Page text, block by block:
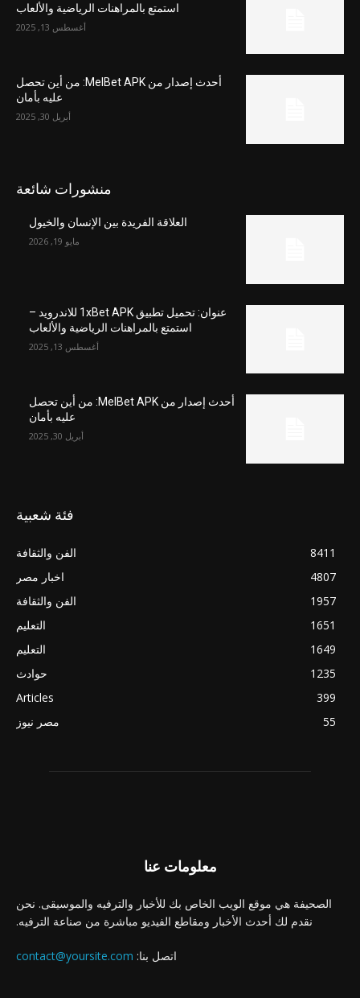
استمتع بالمراهنات الرياضية والألعاب
أغسطس 13, 2025
أحدث إصدار من MelBet APK: من أين تحصل
عليه بأمان
أبريل 30, 2025
منشورات شائعة
العلاقة الفريدة بين الإنسان والخيول
مايو 19, 2026
عنوان: تحميل تطبيق 1xBet APK للاندرويد –
استمتع بالمراهنات الرياضية والألعاب
أغسطس 13, 2025
أحدث إصدار من MelBet APK: من أين تحصل
عليه بأمان
أبريل 30, 2025
فئة شعبية
الفن والثقافة
8411
اخبار مصر
4807
الفن والثقافة
1957
التعليم
1651
التعليم
1649
حوادث
1235
Articles
399
مصر نيوز
55
معلومات عنا
الصحيفة هي موقع الويب الخاص بك للأخبار والترفيه والموسيقى. نحن
نقدم لك أحدث الأخبار ومقاطع الفيديو مباشرة من صناعة الترفيه.
اتصل بنا: contact@yoursite.com